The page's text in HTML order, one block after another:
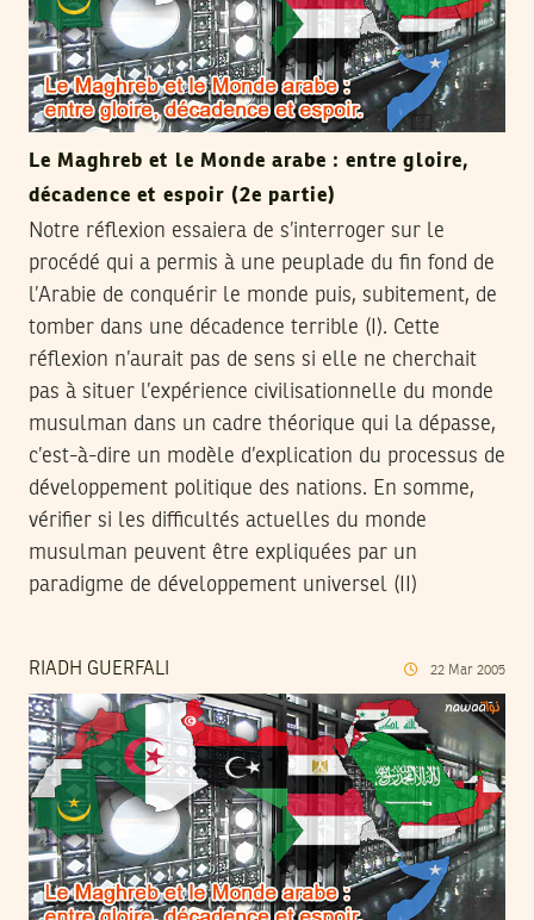
Le Maghreb et le Monde arabe : entre gloire,
décadence et espoir (2e partie)
Notre réflexion essaiera de s’interroger sur le
procédé qui a permis à une peuplade du fin fond de
l’Arabie de conquérir le monde puis, subitement, de
tomber dans une décadence terrible (I). Cette
réflexion n’aurait pas de sens si elle ne cherchait
pas à situer l’expérience civilisationnelle du monde
musulman dans un cadre théorique qui la dépasse,
c’est-à-dire un modèle d’explication du processus de
développement politique des nations. En somme,
vérifier si les difficultés actuelles du monde
musulman peuvent être expliquées par un
paradigme de développement universel (II)
RIADH GUERFALI 22 Mar 2005